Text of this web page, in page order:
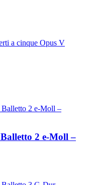
2 e-Moll –